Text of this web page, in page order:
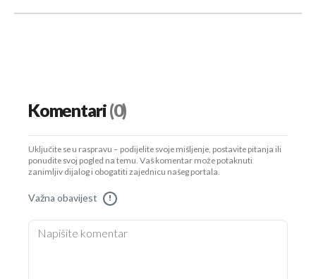
Komentari(0)
Uključite se u raspravu – podijelite svoje mišljenje, postavite pitanja ili
ponudite svoj pogled na temu. Vaš komentar može potaknuti
zanimljiv dijalog i obogatiti zajednicu našeg portala.
Važna obavijest !